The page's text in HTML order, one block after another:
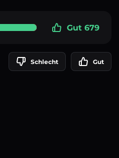
Gut 679
Schlecht Gut